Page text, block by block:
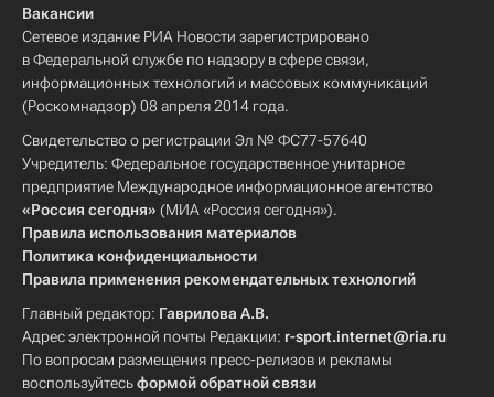
Вакансии
Сетевое издание РИА Новости зарегистрировано
в Федеральной службе по надзору в сфере связи,
информационных технологий и массовых коммуникаций
(Роскомнадзор) 08 апреля 2014 года.
Свидетельство о регистрации Эл № ФС77-57640
Учредитель: Федеральное государственное унитарное
предприятие Международное информационное агентство
«Россия сегодня» (МИА «Россия сегодня»).
Правила использования материалов
Политика конфиденциальности
Правила применения рекомендательных технологий
Главный редактор: Гаврилова А.В.
Адрес электронной почты Редакции: r-sport.internet@ria.ru
По вопросам размещения пресс-релизов и рекламы
воспользуйтесьформой обратной связи